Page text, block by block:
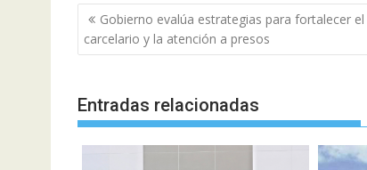
Navegación
de
entradas
Gobierno evalúa estrategias para fortalecer
carcelario y la atención a presos
Entradas relacionadas